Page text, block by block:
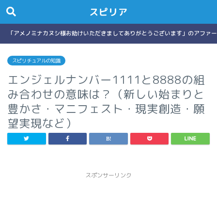
スピリア
「アメノミナカヌシ様お助けいただきましてありがとうございます」のアフ
スピリチュアルの知識
エンジェルナンバー1111と8888の組
み合わせの意味は？（新しい始まりと
豊かさ・マニフェスト・現実創造・願
望実現など）
スポンサーリンク